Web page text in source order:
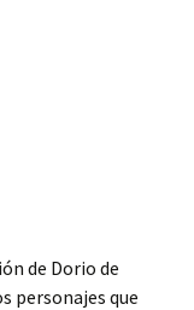
de Dorio de
personajes que